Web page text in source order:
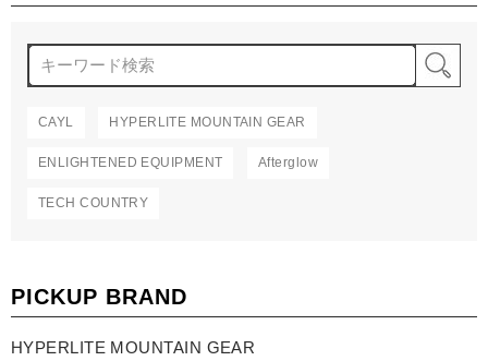
CAYL HYPERLITE MOUNTAIN GEAR
ENLIGHTENED EQUIPMENT Afterglow
TECH COUNTRY
PICKUP BRAND
HYPERLITE MOUNTAIN GEAR